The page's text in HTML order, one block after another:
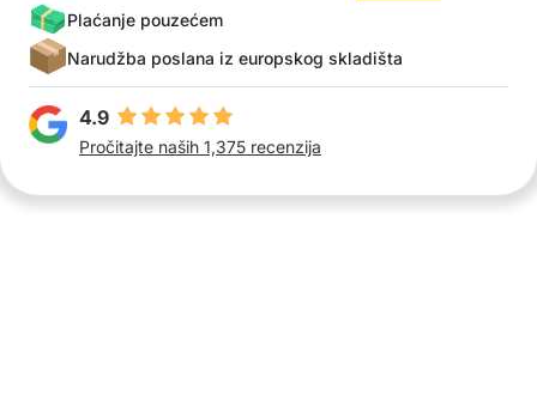
Plaćanje pouzećem
Narudžba poslana iz europskog skladišta
4.9
Pročitajte naših 1,375 recenzija